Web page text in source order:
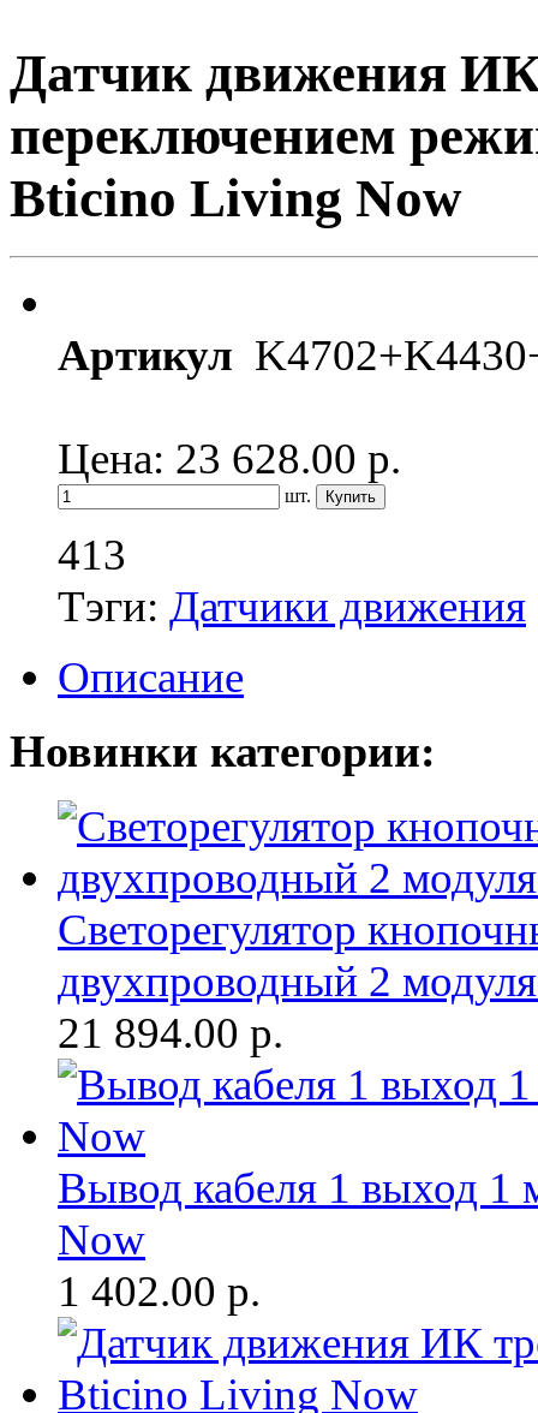
Датчик движения
переключением
Bticino Living Now
Артикул
Цена: 23 628.00 р.
шт.
413
Тэги: Датчики движения
Описание
Новинки категории:
Светорегулятор
двухпроводный 2
21 894.00 р.
Вывод кабеля 1 выход
Now
1 402.00 р.